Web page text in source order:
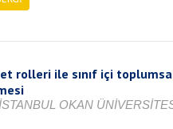
rolleri ile sınıf içi
OKAN